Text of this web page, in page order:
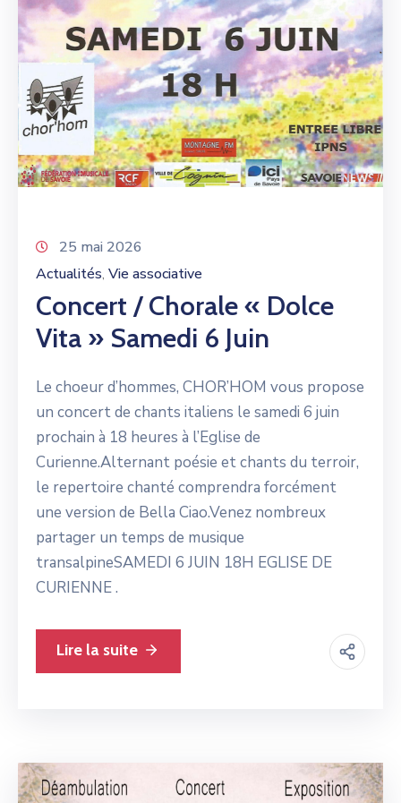
25 mai 2026
Actualités‚ Vie associative
Concert / Chorale « Dolce
Vita » Samedi 6 Juin
Le choeur d’hommes, CHOR’HOM vous propose
un concert de chants italiens le samedi 6 juin
prochain à 18 heures à l’Eglise de
Curienne.Alternant poésie et chants du terroir,
le repertoire chanté comprendra forcément
une version de Bella Ciao.Venez nombreux
partager un temps de musique
transalpineSAMEDI 6 JUIN 18H EGLISE DE
CURIENNE .
Lire la suite